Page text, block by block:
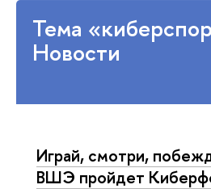
Тема
Новости
Играй, смотри,
ВШЭ пройдет